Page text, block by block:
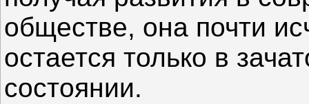
обществе, она почти
остается только в
состоянии.